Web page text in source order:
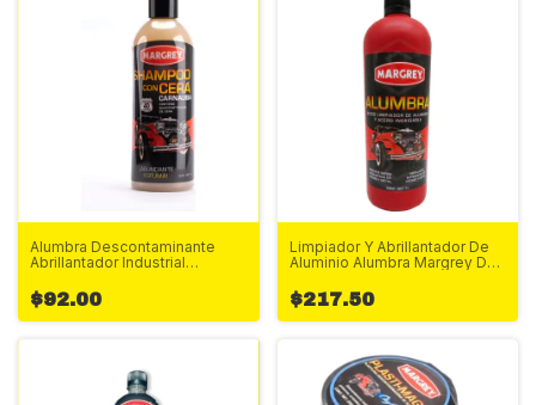
Alumbra Descontaminante
Abrillantador Industrial
$92.00
Limpiador Y Abrillantador De
Aluminio Alumbra Margrey De
$217.50